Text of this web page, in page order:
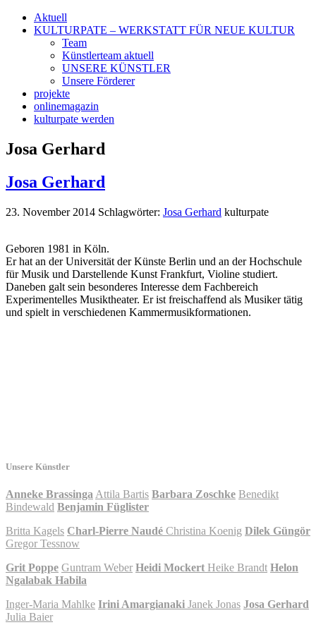
Aktuell
KULTURPATE – WERKSTATT FÜR NEUE KULTUR
Team
Künstlerteam aktuell
UNSERE KÜNSTLER
Unsere Förderer
projekte
onlinemagazin
kulturpate werden
Josa Gerhard
Josa Gerhard
23. November 2014 Schlagwörter: Josa Gerhard kulturpate
Geboren 1981 in Köln.
Er hat an der Universität der Künste Berlin und an der Hochschule
für Musik und Darstellende Kunst Frankfurt, Violine studiert.
Daneben galt sein besonderes Interesse dem Fachbereich
Experimentelles Musiktheater. Er ist freischaffend als Musiker tätig
und spielt in verschiedenen Kammermusikformationen.
Unsere Künstler
Anneke Brassinga Attila Bartis Barbara Zoschke Benedikt
Bindewald Benjamin Füglister
Britta Kagels Charl-Pierre Naudé Christina Koenig Dilek Güngör
Gregor Tessnow
Grit Poppe Guntram Weber Heidi Mockert Heike Brandt Helon
Ngalabak Habila
Inger-Maria Mahlke Irini Amargianaki Janek Jonas Josa Gerhard
Julia Baier